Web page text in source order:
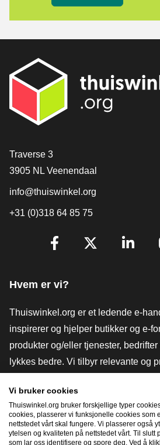
[_General:Contact]
Traverse 3
3905 NL Veenendaal
info@thuiswinkel.org
+31 (0)318 64 85 75
[_General:SocialMediaTitle]
Hvem er vi?
Thuiswinkel.org er et ledende e-
inspirerer og hjelper butikker og e-
produkter og/eller tjenester,
lykkes bedre. Vi tilbyr relevante og
verktøy og råd, advokatvirksomhet,
og har vår egen
Academy.
Vi bruker cookies
Thuiswinkel.org bruker forskjellige typer
cookies, plasserer vi funksjonelle cookies som
nettstedet vårt skal fungere. Vi plasserer også
ytelsen og kvaliteten på nettstedet vårt. Til slutt
som lar oss identifisere og spore deg. Ved å